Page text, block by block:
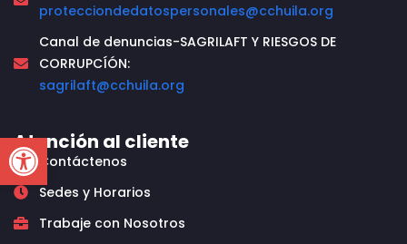
Open toolbar
protecciondedatospersonales@cchuila.org
Canal de denuncias-SAGRILAFT Y RIESGOS DE
CORRUPCÍÓN:
sagrilaft@cchuila.org
Atención al cliente
Contáctenos
Sedes y Horarios
Trabaje con Nosotros